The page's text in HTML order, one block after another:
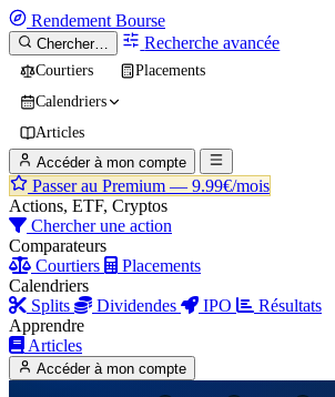
Rendement Bourse
Chercher… Recherche avancée
Courtiers
Placements
Calendriers
Articles
Accéder à mon compte
Passer au Premium — 9.99€/mois
Actions, ETF, Cryptos
Chercher une action
Comparateurs
Courtiers
Placements
Calendriers
Splits
Dividendes IPO
Résultats
Apprendre
Articles
Accéder à mon compte